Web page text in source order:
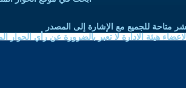
متاحة للجميع مع الإشارة إلى المصدر
هيئة الادارة لا تعبر بالضرورة عن رأي الحوار